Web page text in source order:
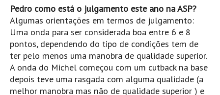
Nazaré HD
Nazaré Praias Sul
PENICHE
Peniche - Consolação Norte HD
Peniche Supertubos HD
SANTA CRUZ
Pedro como está o julgamento este ano na ASP?
Algumas orientações em termos de julgamento:
Uma onda para ser considerada boa entre 6 e 8
pontos, dependendo do tipo de condições tem de
ter pelo menos uma manobra de qualidade superior.
A onda do Michel começou com um cutback na base
depois teve uma rasgada com alguma qualidade (a
melhor manobra mas não de qualidade superior ) e